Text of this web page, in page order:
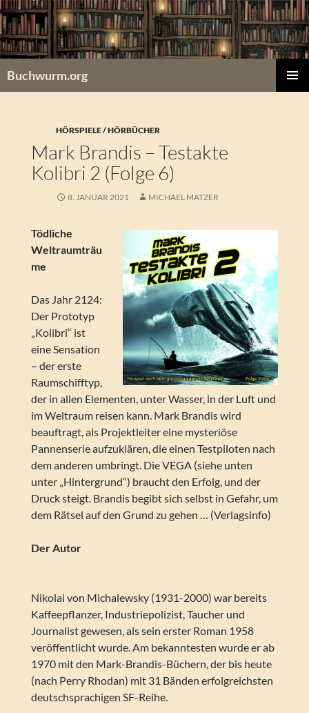
Zum
Inhalt
springen
Buchwurm.org
HÖRSPIELE / HÖRBÜCHER
Mark Brandis – Testakte
Kolibri 2 (Folge 6)
8. JANUAR 2021 MICHAEL MATZER
Tödliche
Weltraumträu
me
Das Jahr 2124:
Der Prototyp
„Kolibri“ ist
eine Sensation
– der erste
Raumschifftyp,
der in allen Elementen, unter Wasser, in der Luft und
im Weltraum reisen kann. Mark Brandis wird
beauftragt, als Projektleiter eine mysteriöse
Pannenserie aufzuklären, die einen Testpiloten nach
dem anderen umbringt. Die VEGA (siehe unten
unter „Hintergrund“) braucht den Erfolg, und der
Druck steigt. Brandis begibt sich selbst in Gefahr, um
dem Rätsel auf den Grund zu gehen … (Verlagsinfo)
Der Autor
Nikolai von Michalewsky (1931-2000) war bereits
Kaffeepflanzer, Industriepolizist, Taucher und
Journalist gewesen, als sein erster Roman 1958
veröffentlicht wurde. Am bekanntesten wurde er ab
1970 mit den Mark-Brandis-Büchern, der bis heute
(nach Perry Rhodan) mit 31 Bänden erfolgreichsten
deutschsprachigen SF-Reihe.